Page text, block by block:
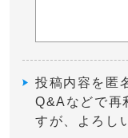
投稿内容を匿
Q&Aなどで再
すが、よろし